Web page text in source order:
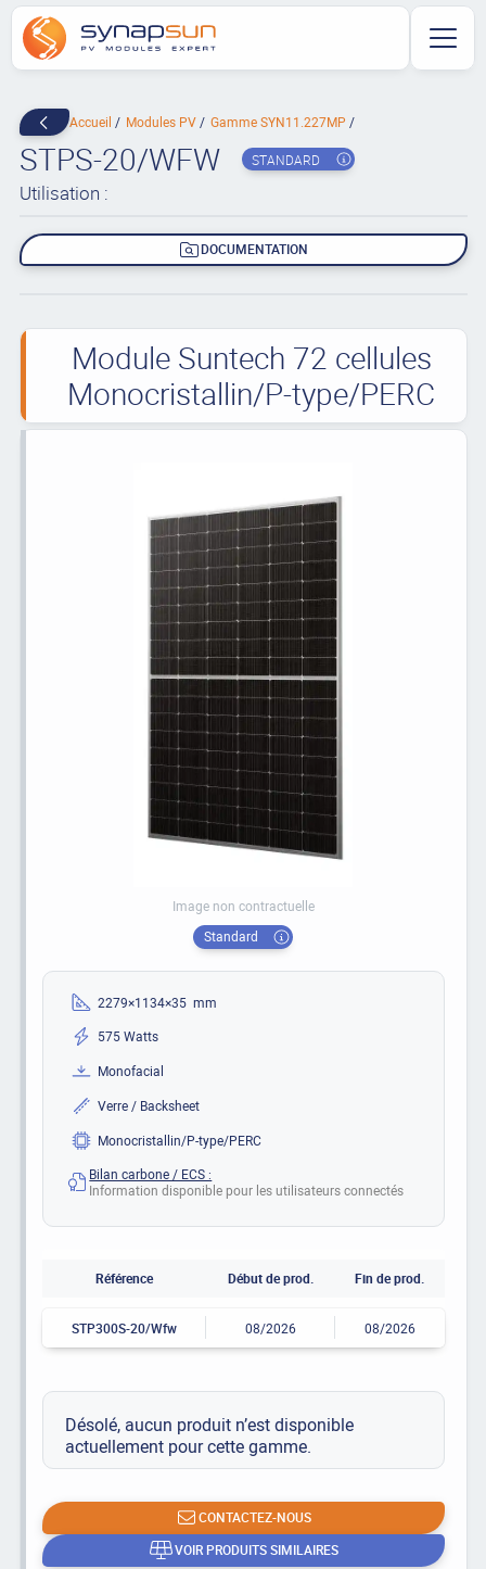
Accueil Modules PV Gamme SYN11.227MP
STPS-20/WFW STANDARD
Utilisation :
DOCUMENTATION
Module Suntech 72 cellules
Monocristallin/P-type/PERC
Image non contractuelle
Standard
2279×1134×35 mm
575 Watts
Monofacial
Verre / Backsheet
Monocristallin/P-type/PERC
Bilan carbone / ECS :
Information disponible pour les utilisateurs connectés
Référence Début de prod. Fin de prod.
STP300S-20/Wfw 08/2026 08/2026
Désolé, aucun produit n’est disponible
actuellement pour cette gamme.
CONTACTEZ-NOUS
VOIR PRODUITS SIMILAIRES